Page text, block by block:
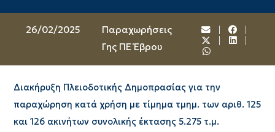
26/02/2025
Παραχωρήσεις
Γης ΠΕ Έβρου
Διακήρυξη Πλειοδοτικής Δημοπρασίας για την
παραχώρηση κατά χρήση με τίμημα τμημ. των αριθ. 125
και 126 ακινήτων συνολικής έκτασης 5.275 τ.μ.